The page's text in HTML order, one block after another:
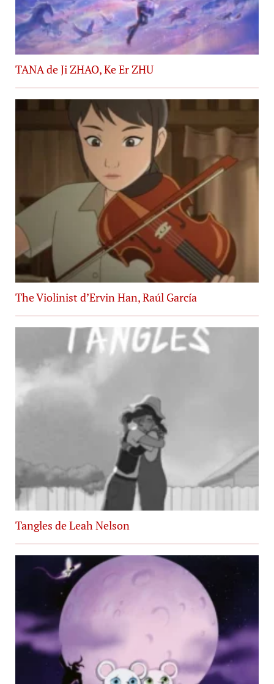
TANA de Ji ZHAO, Ke Er ZHU
The Violinist d’Ervin Han, Raúl García
Tangles de Leah Nelson